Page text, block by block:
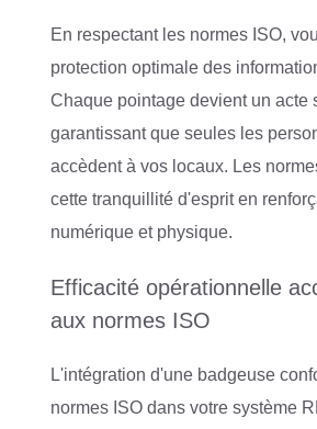
En respectant les normes ISO,
protection optimale des
Chaque pointage devient un acte
garantissant que seules les
accèdent à vos locaux. Les
cette tranquillité d'esprit en
numérique et physique.
Efficacité opérationnelle
aux normes ISO
L'intégration d'une badgeuse
normes ISO dans votre système